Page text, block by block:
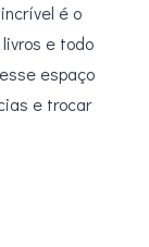
é o
e todo
espaço
e trocar